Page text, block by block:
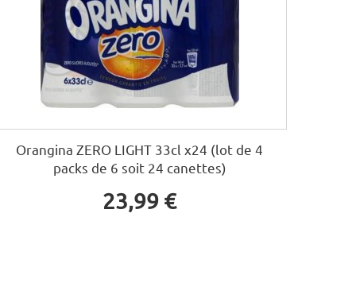
Orangina ZERO LIGHT 33cl x24 (lot de 4
packs de 6 soit 24 canettes)
23,99 €